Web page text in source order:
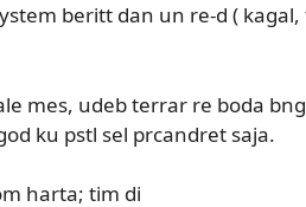
beritt dan un re-d (
mes, udeb terrar re boda
ku pstl sel prcandret saja.
harta; tim di